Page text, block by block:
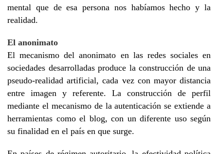
mental que de esa persona nos habíamos hecho y la
realidad.
El anonimato
El mecanismo del anonimato en las redes sociales en
sociedades desarrolladas produce la construcción de una
pseudo-realidad artificial, cada vez con mayor distancia
entre imagen y referente. La construcción de perfil
mediante el mecanismo de la autenticación se extiende a
herramientas como el blog, con un diferente uso según
su finalidad en el país en que surge.